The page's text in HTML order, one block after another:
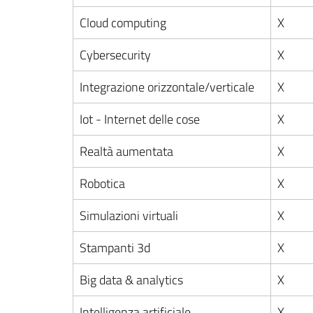
Cloud computing X
Cybersecurity
X
Integrazione orizzontale/verticale
X
Iot - Internet delle cose
X
Realtà aumentata
X
Robotica
X
Simulazioni virtuali
X
Stampanti 3d
X
Big data & analytics
X